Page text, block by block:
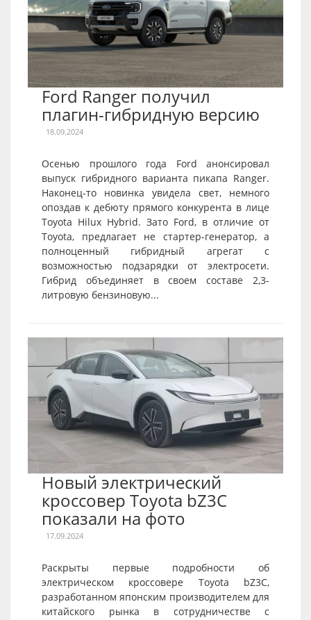
Ford Ranger получил
плагин-гибридную версию
18.09.2024
Осенью прошлого года Ford анонсировал
выпуск гибридного варианта пикапа Ranger.
Наконец-то новинка увидела свет, немного
опоздав к дебюту прямого конкурента в лице
Toyota Hilux Hybrid. Зато Ford, в отличие от
Toyota, предлагает не стартер-генератор, а
полноценный гибридный агрегат с
возможностью подзарядки от электросети.
Гибрид объединяет в своем составе 2,3-
литровую бензиновую...
Новый электрический
кроссовер Toyota bZ3C
показали на фото
17.09.2024
Раскрыты первые подробности об
электрическом кроссовере Toyota bZ3C,
разработанном японским производителем для
китайского рынка в сотрудничестве с